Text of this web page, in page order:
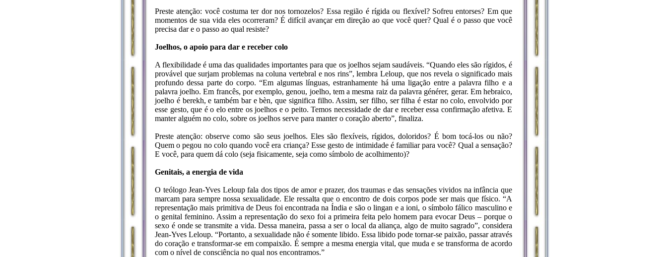
Preste atenção: você costuma ter dor nos tornozelos? Essa região é rígida ou flexível? Sofreu entorses? Em que
momentos de sua vida eles ocorreram? É difícil avançar em direção ao que você quer? Qual é o passo que você
precisa dar e o passo ao qual resiste?
Joelhos, o apoio para dar e receber colo
A flexibilidade é uma das qualidades importantes para que os joelhos sejam saudáveis. “Quando eles são rígidos, é
provável que surjam problemas na coluna vertebral e nos rins”, lembra Leloup, que nos revela o significado mais
profundo dessa parte do corpo. “Em algumas línguas, estranhamente há uma ligação entre a palavra filho e a
palavra joelho. Em francês, por exemplo, genou, joelho, tem a mesma raiz da palavra générer, gerar. Em hebraico,
joelho é berekh, e também bar e bèn, que significa filho. Assim, ser filho, ser filha é estar no colo, envolvido por
esse gesto, que é o elo entre os joelhos e o peito. Temos necessidade de dar e receber essa confirmação afetiva. E
manter alguém no colo, sobre os joelhos serve para manter o coração aberto”, finaliza.
Preste atenção: observe como são seus joelhos. Eles são flexíveis, rígidos, doloridos? É bom tocá-los ou não?
Quem o pegou no colo quando você era criança? Esse gesto de intimidade é familiar para você? Qual a sensação?
E você, para quem dá colo (seja fisicamente, seja como símbolo de acolhimento)?
Genitais, a energia de vida
O teólogo Jean-Yves Leloup fala dos tipos de amor e prazer, dos traumas e das sensações vividos na infância que
marcam para sempre nossa sexualidade. Ele ressalta que o encontro de dois corpos pode ser mais que físico. “A
representação mais primitiva de Deus foi encontrada na Índia e são o lingan e a ioni, o símbolo fálico masculino e
o genital feminino. Assim a representação do sexo foi a primeira feita pelo homem para evocar Deus – porque o
sexo é onde se transmite a vida. Dessa maneira, passa a ser o local da aliança, algo de muito sagrado”, considera
Jean-Yves Leloup. “Portanto, a sexualidade não é somente libido. Essa libido pode tornar-se paixão, passar através
do coração e transformar-se em compaixão. É sempre a mesma energia vital, que muda e se transforma de acordo
com o nível de consciência no qual nos encontramos.”